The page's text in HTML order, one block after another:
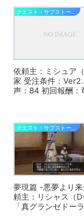
依頼主：ミシュア
家 受注条件：
声：84 初回報酬：
夢現篇 -悪夢より
頼主：リシャス（
「真グランゼドー